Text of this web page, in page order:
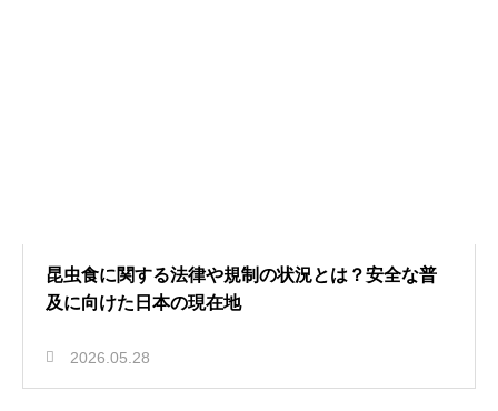
昆虫食に関する法律や規制の状況とは？安全な普
及に向けた日本の現在地
2026.05.28